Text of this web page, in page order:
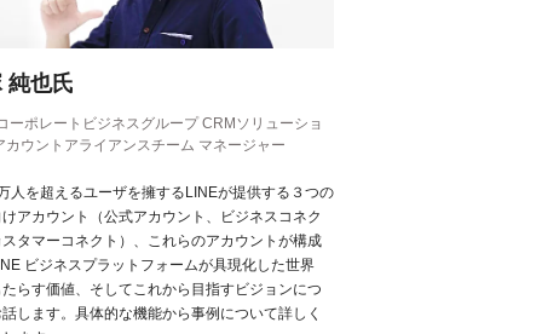
純也氏
ーポレートビジネスグループ CRMソリューショ
カウントアライアンスチーム マネージャー
人を超えるユーザを擁するLINEが提供する３つの
アカウント（公式アカウント、ビジネスコネク
スタマーコネクト）、これらのアカウントが構成
ビジネスプラットフォームが具現化した世界
たらす価値、そしてこれから目指すビジョンにつ
します。具体的な機能から事例について詳しく